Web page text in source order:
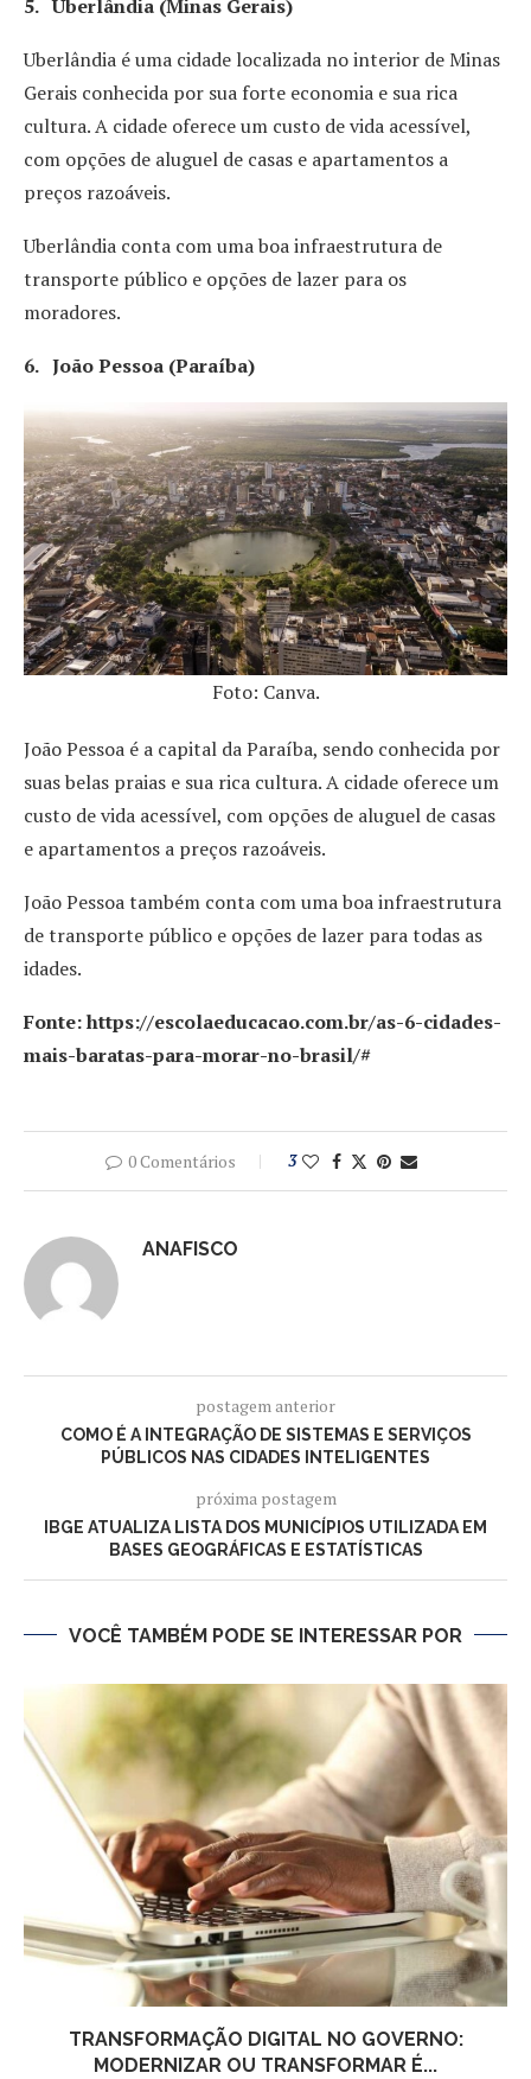
5. Uberlândia (Minas Gerais)
Uberlândia é uma cidade localizada no interior de Minas
Gerais conhecida por sua forte economia e sua rica
cultura. A cidade oferece um custo de vida acessível,
com opções de aluguel de casas e apartamentos a
preços razoáveis.
Uberlândia conta com uma boa infraestrutura de
transporte público e opções de lazer para os
moradores.
6. João Pessoa (Paraíba)
Foto: Canva.
João Pessoa é a capital da Paraíba, sendo conhecida por
suas belas praias e sua rica cultura. A cidade oferece um
custo de vida acessível, com opções de aluguel de casas
e apartamentos a preços razoáveis.
João Pessoa também conta com uma boa infraestrutura
de transporte público e opções de lazer para todas as
idades.
Fonte: https://escolaeducacao.com.br/as-6-cidades-
mais-baratas-para-morar-no-brasil/#
0 Comentários 3
ANAFISCO
postagem anterior
COMO É A INTEGRAÇÃO DE SISTEMAS E SERVIÇOS
PÚBLICOS NAS CIDADES INTELIGENTES
próxima postagem
IBGE ATUALIZA LISTA DOS MUNICÍPIOS UTILIZADA EM
BASES GEOGRÁFICAS E ESTATÍSTICAS
VOCÊ TAMBÉM PODE SE INTERESSAR POR
TRANSFORMAÇÃO DIGITAL NO GOVERNO:
MODERNIZAR OU TRANSFORMAR É...